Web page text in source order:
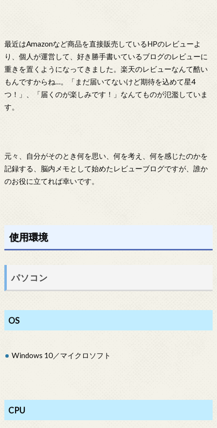
最近はAmazonなど商品を直接販売しているHPのレビューよ
り、個人が運営して、好き勝手書いているブログのレビューに
重きを置くようになってきました。楽天のレビューなんて酷い
もんですからね…。「まだ届いてないけど期待を込めて星4
つ！」、「届くのが楽しみです！」なんてものが氾濫していま
す。
元々、自分がそのとき何を思い、何を考え、何を感じたのかを
記録する、脳内メモとして始めたレビューブログですが、誰か
のお役に立てれば幸いです。
使用環境
パソコン
OS
Windows 10／マイクロソフト
CPU